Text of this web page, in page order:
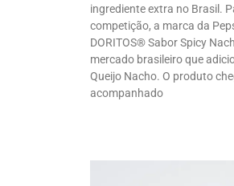
ingrediente extra no Brasil.
competição, a marca da
DORITOS® Sabor Spicy
mercado brasileiro que
Queijo Nacho. O produto
acompanhado